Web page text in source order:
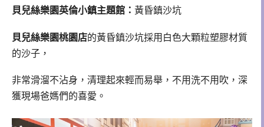
貝兒絲樂園英倫小鎮主題館： 黃昏鎮沙坑
貝兒絲樂園桃園店的黃昏鎮沙坑採用白色大顆粒塑膠材質
的沙子，
非常滑溜不沾身，清理起來輕而易舉，不用洗不用吹，深
獲現場爸媽們的喜愛。